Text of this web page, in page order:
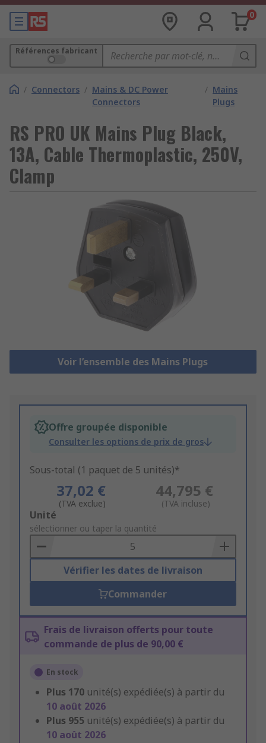
0
Références fabricant
/ Connectors / Mains & DC Power
Connectors
/ Mains
Plugs
RS PRO UK Mains Plug Black,
13A, Cable Thermoplastic, 250V,
Clamp
Voir l’ensemble des Mains Plugs
Offre groupée disponible
Consulter les options de prix de gros
Sous-total (1 paquet de 5 unités)*
37,02 €
(TVA exclue)
44,795 €
(TVA incluse)
Add
to
Basket
Unité
sélectionner ou taper la quantité
Vérifier les dates de livraison
Commander
Frais de livraison offerts pour toute
commande de plus de 90,00 €
En stock
Plus 170 unité(s) expédiée(s) à partir du
10 août 2026
Plus 955 unité(s) expédiée(s) à partir du
10 août 2026